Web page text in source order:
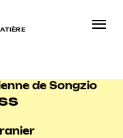
de Songzio